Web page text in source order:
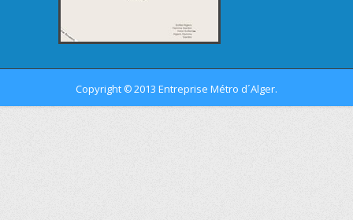
Copyright ©2013 Entreprise Métro d´Alger.